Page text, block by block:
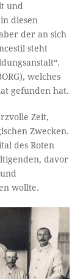
und
diesen
der an sich
steht
welches
gefunden hat.
Zeit,
Zwecken.
des Roten
davor
wollte.